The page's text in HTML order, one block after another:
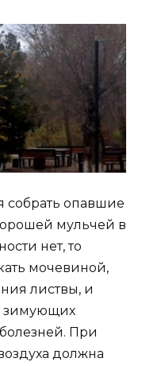
собрать опавшие
мульчей в
нет, то
мочевиной,
листвы, и
зимующих
При
должна